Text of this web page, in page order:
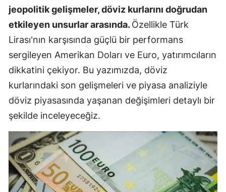
jeopolitik gelişmeler, döviz kurlarını doğrudan
etkileyen unsurlar arasında.Özellikle Türk
Lirası'nın karşısında güçlü bir performans
sergileyen Amerikan Doları ve Euro, yatırımcıların
dikkatini çekiyor. Bu yazımızda, döviz
kurlarındaki son gelişmeleri ve piyasa analiziyle
döviz piyasasında yaşanan değişimleri detaylı bir
şekilde inceleyeceğiz.